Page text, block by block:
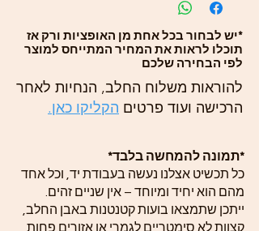
*יש לבחור בכל אחת מן האופציות ורק אז
תוכלו לראות את המחיר המתייחס למוצר
לפי הבחירה שלכם
להוראות משלוח החלב, הנחיות לאחר
הרכישה ועוד פרטים הקליקו כאן.
*תמונה להמחשה בלבד*
כל תכשיט אצלנו נעשה בעבודת יד, וכל אחד
מהם הוא יחיד ומיוחד – אין שניים זהים.
ייתכן שתמצאו בועות קטנטנות באבן החלב,
קצוות לא סימטריים לגמרי או אזורים פחות